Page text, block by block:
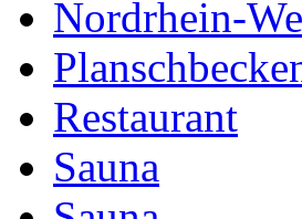
Nordrhein-
Restaurant
Sauna